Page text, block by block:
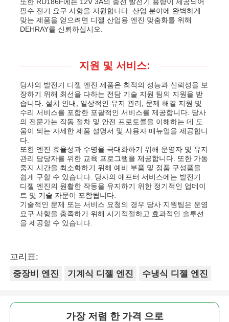
필수 전기 요구 사항을 지원합니다. 산업 분야에 완벽하게
맞는 제품을 얻으려면 디젤 산업용 엔진 맞춤화를 위해
DEHRAY를 신뢰하십시오.
지원 및 서비스:
당사의 발전기 디젤 엔진 제품은 최적의 성능과 신뢰성을 보
장하기 위해 최선을 다하는 전담 기술 지원 팀의 지원을 받
습니다. 설치 안내, 일상적인 유지 관리, 문제 해결 지원 및
수리 서비스를 포함한 포괄적인 서비스를 제공합니다. 당사
의 전문가는 작동 절차 및 안전 프로토콜을 이해하는 데 도
움이 되는 자세한 제품 설명서 및 사용자 매뉴얼을 제공합니
다.
또한 엔진 효율성과 수명을 극대화하기 위해 운영자 및 유지
관리 담당자를 위한 교육 프로그램을 제공합니다. 또한 가동
중지 시간을 최소화하기 위해 예비 부품 및 정품 구성품을
쉽게 구할 수 있습니다. 당사의 애프터 서비스에는 발전기
디젤 엔진의 원활한 작동을 유지하기 위한 정기적인 업데이
트 및 기술 자문이 포함됩니다.
기술적인 문제 또는 서비스 요청의 경우 당사 지원팀은 운영
요구 사항을 충족하기 위해 시기적절하고 효과적인 솔루션
을 제공할 수 있습니다.
꼬리표:
중장비 엔진
기계식 디젤 엔진 수냉식 디젤 엔진
가장 저렴 한 가격 으로